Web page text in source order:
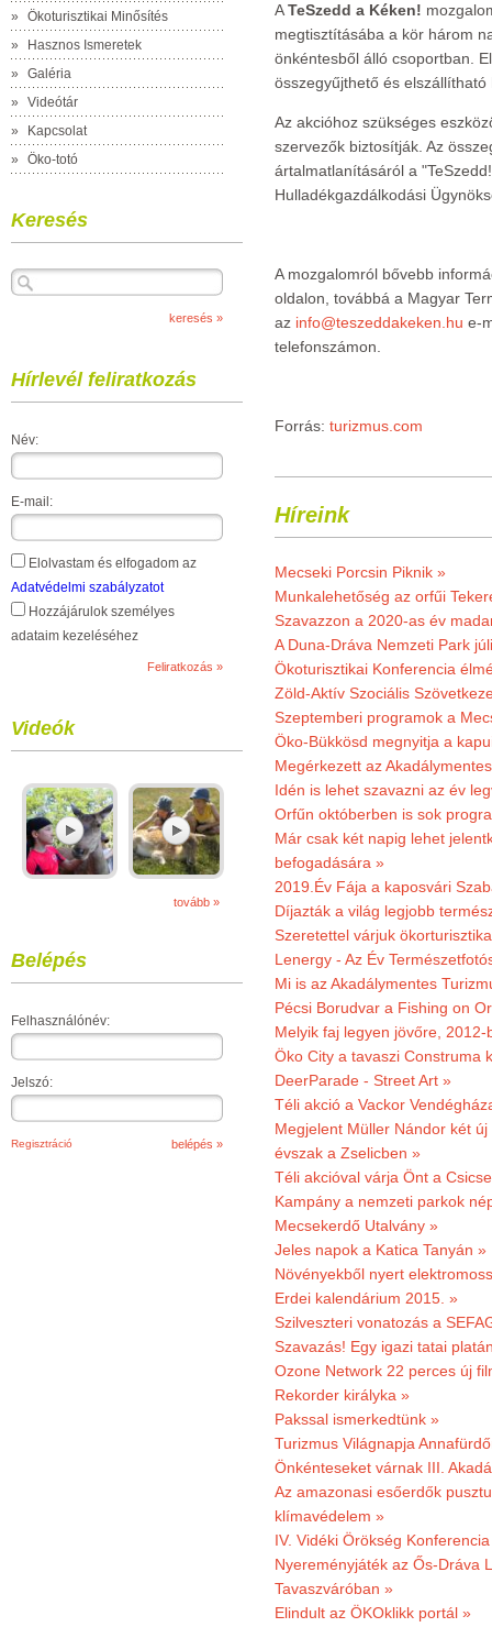
»
Ökoturisztikai Minősítés
»
Hasznos Ismeretek
»
Galéria
»
Videótár
»
Kapcsolat
»
Öko-totó
Keresés
Hírlevél feliratkozás
Név:
E-mail:
Elolvastam és elfogadom az
Adatvédelmi szabályzatot
Hozzájárulok személyes
adataim kezeléséhez
Videók
tovább »
Belépés
Felhasználónév:
Jelszó:
Regisztráció
ATeSzedd a Kéken!
megtisztításába a kör három
önkéntesből álló csoportban.
összegyűjthető és
Az akcióhoz szükséges
szervezők biztosítják. Az
ártalmatlanításáról a
Hulladékgazdálkodási
A mozgalomról bővebb
oldalon, továbbá a Magyar
az info@teszeddakeken.hu e-
telefonszámon.
Forrás: turizmus.com
Híreink
Mecseki Porcsin Piknik »
Munkalehetőség az orfűi
Szavazzon a 2020-as év
A Duna-Dráva Nemzeti Park
Ökoturisztikai Konferencia
Zöld-Aktív Szociális
Szeptemberi programok a
Öko-Bükkösd megnyitja a
Megérkezett az
Idén is lehet szavazni az év
Orfűn októberben is sok
Már csak két napig lehet
befogadására »
2019.Év Fája a kaposvári
Díjazták a világ legjobb
Szeretettel várjuk
Lenergy - Az Év
Mi is az Akadálymentes
Pécsi Borudvar a Fishing on
Melyik faj legyen jövőre,
Öko City a tavaszi Construma
DeerParade - Street Art »
Téli akció a Vackor
Megjelent Müller Nándor két
évszak a Zselicben »
Téli akcióval várja Önt a
Kampány a nemzeti parkok
Mecsekerdő Utalvány »
Jeles napok a Katica Tanyán »
Növényekből nyert
Erdei kalendárium 2015. »
Szilveszteri vonatozás a
Szavazás! Egy igazi tatai
Ozone Network 22 perces új
Rekorder királyka »
Pakssal ismerkedtünk »
Turizmus Világnapja
Önkénteseket várnak III.
Az amazonasi esőerdők
klímavédelem »
IV. Vidéki Örökség
Nyereményjáték az Ős-Dráva
Tavaszváróban »
Elindult az ÖKOklikk portál »